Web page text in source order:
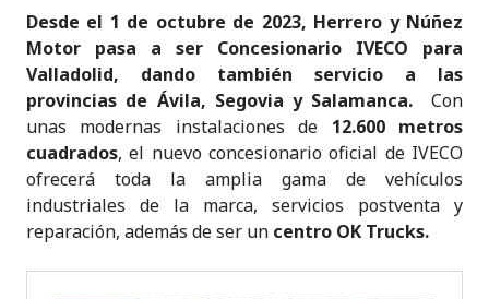
Desde el 1 de octubre de 2023, Herrero y Núñez
Motor
pasa a ser Concesionario IVECO para
Valladolid, dando también servicio a las
provincias de Ávila, Segovia y Salamanca. Con
unas modernas instalaciones de 12.600 metros
cuadrados, el nuevo concesionario oficial de IVECO
ofrecerá toda la amplia gama de vehículos
industriales de la marca, servicios postventa y
reparación, además de ser un centro OK Trucks.